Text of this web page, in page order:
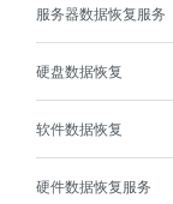
服务器数据恢复服务
硬盘数据恢复
软件数据恢复
硬件数据恢复服务